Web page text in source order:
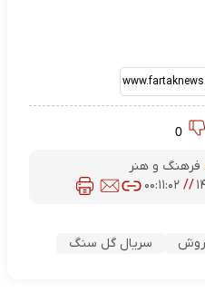
فرهنگ و هنر
// ۰۰:۱۱:۰۲
سریال گل سنگ